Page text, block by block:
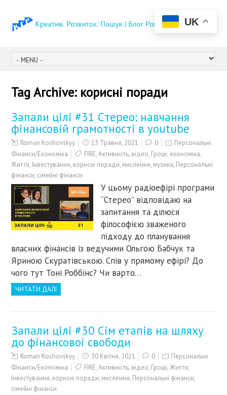
Tag Archive: корисні поради
Запали цілі #31 Cтерео: навчання
фінансовій грамотності в youtube
Roman Koshovskyy 13 Травня, 2021 0
Персональні
Фінанси/Економіка
FIRE,Активність, відео, Гроші, економіка,
Життя, Інвестування, корисні поради, мислення, музика, Персональні
фінанси, сімейні фінанси
У цьому радіоефірі програми
“Стерео” відповідаю на
запитання та ділюся
філософією зваженого
підходу до планування
власних фінансів із ведучими Ольгою Бабчук та
Яриною Скуратівською. Спів у прямому ефірі? До
чого тут Тоні Роббінс? Чи варто…
ЧИТАТИ ДАЛІ
Запали цілі #30 Сім етапів на шляху
до фінансової свободи
Roman Koshovskyy 30 Квітня, 2021 0
Персональні
Фінанси/Економіка
FIRE,Активність, відео, Гроші,Життя,
Інвестування, корисні поради, мислення, Персональні фінанси,
сімейні фінанси
UK